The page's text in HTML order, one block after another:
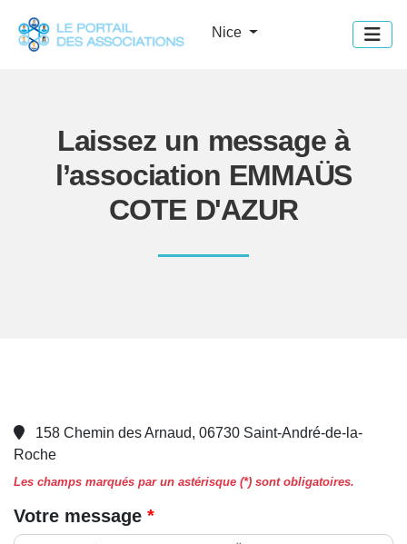
Nice
Laissez un message à
l’association EMMAÜS
COTE D'AZUR
158 Chemin des Arnaud, 06730 Saint-André-de-la-
Roche
Les champs marqués par un astérisque (*) sont obligatoires.
Votre message